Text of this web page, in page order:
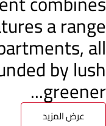
a range
all
by lush
greener...
عرض المزيد